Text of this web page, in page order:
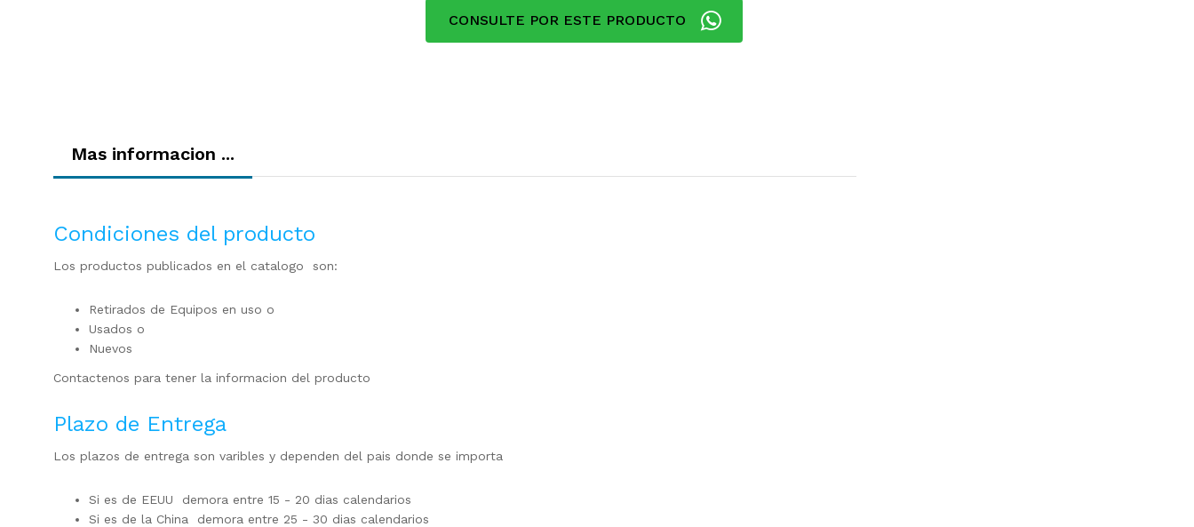
CONSULTE POR ESTE PRODUCTO
Mas informacion ...
Condiciones del producto
Los productos publicados en el catalogo son:
Retirados de Equipos en uso o
Usados o
Nuevos
Contactenos para tener la informacion del producto
Plazo de Entrega
Los plazos de entrega son varibles y dependen del pais donde se importa
Si es de EEUU demora entre 15 - 20 dias calendarios
Si es de la China demora entre 25 - 30 dias calendarios